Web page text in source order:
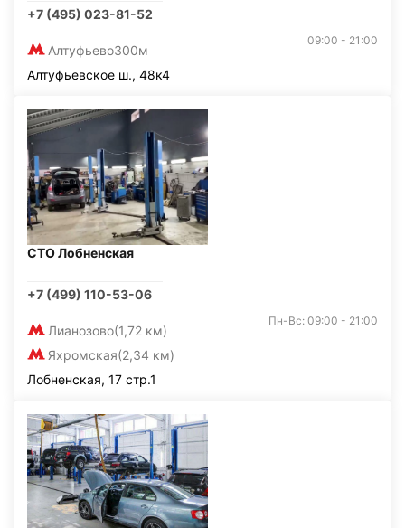
+7 (495) 023-81-52
Алтуфьево300м
09:00 - 21:00
Алтуфьевское ш., 48к4
СТО Лобненская
+7 (499) 110-53-06
Лианозово(1,72 км)
Яхромская(2,34 км)
Пн-Вс: 09:00 - 21:00
Лобненская, 17 стр.1